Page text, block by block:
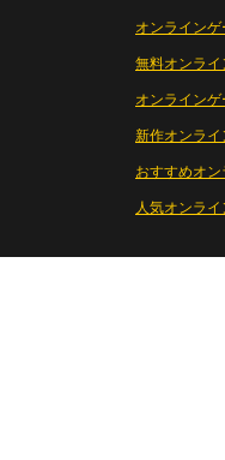
オンラインゲ
無料オンライ
オンライン
新作オンライ
おすすめオ
人気オンラ